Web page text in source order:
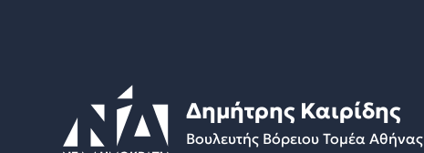
Δημήτρης Καιρίδης
Βουλευτής Βόρειου Τομέα Αθήνας